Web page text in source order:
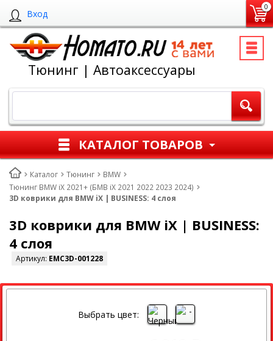
Вход
0
Тюнинг | Автоаксессуары
КАТАЛОГ ТОВАРОВ
Каталог Тюнинг
BMW
Тюнинг BMW iX 2021+ (БМВ iХ 2021 2022 2023 2024)
3D коврики для BMW iX | BUSINESS: 4 слоя
3D коврики для BMW iX | BUSINESS:
4 слоя
Артикул: EMC3D-001228
СКИДКА
Выбрать цвет: